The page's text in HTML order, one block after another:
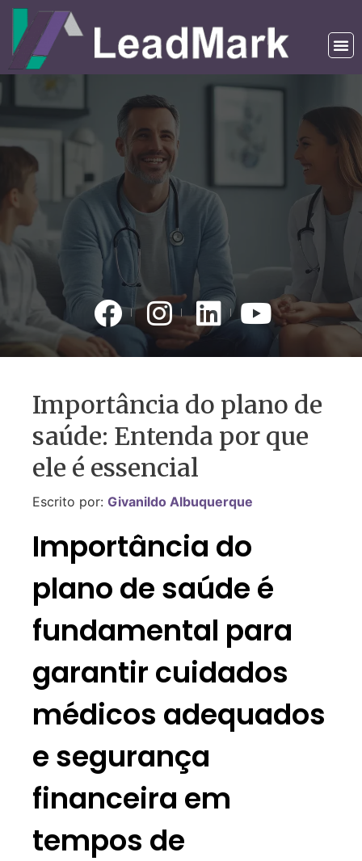
Importância do plano de
saúde: Entenda por que
ele é essencial
Escrito por: Givanildo Albuquerque
Importância do
plano de saúde é
fundamental para
garantir cuidados
médicos adequados
e segurança
financeira em
tempos de